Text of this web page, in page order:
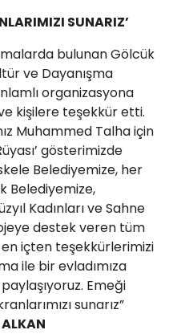
SUNARIZ’
bulunan Gölcük
ve Dayanışma
organizasyona
kişilere teşekkür etti.
Muhammed Talha için
gösterimizde
Belediyemize, her
Belediyemize,
Kadınları ve Sahne
destek veren tüm
en içten teşekkürlerimizi
ile bir evladımıza
Emeği
sunarız”